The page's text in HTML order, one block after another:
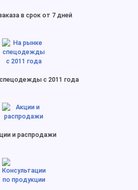
в срок от 7 дней
с 2011 года
и распродажи